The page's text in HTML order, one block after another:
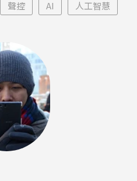
聲控 AI 人工智慧